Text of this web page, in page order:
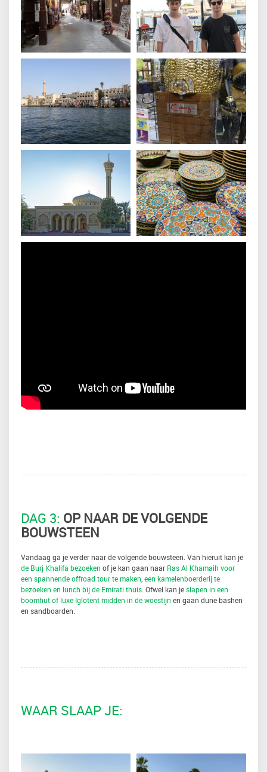
DAG 3: OP NAAR DE VOLGENDE
BOUWSTEEN
Vandaag ga je verder naar de volgende bouwsteen. Van hieruit kan je
de Burj Khalifa bezoeken of je kan gaan naar Ras Al Khamaih voor
een spannende offroad tour te maken, een kamelenboerderij te
bezoeken en lunch bij de Emirati thuis . Ofwel kan jeslapen in een
boomhut of luxe Iglotent midden in de woestijn en gaan dune bashen
en sandboarden.
WAAR SLAAP JE: